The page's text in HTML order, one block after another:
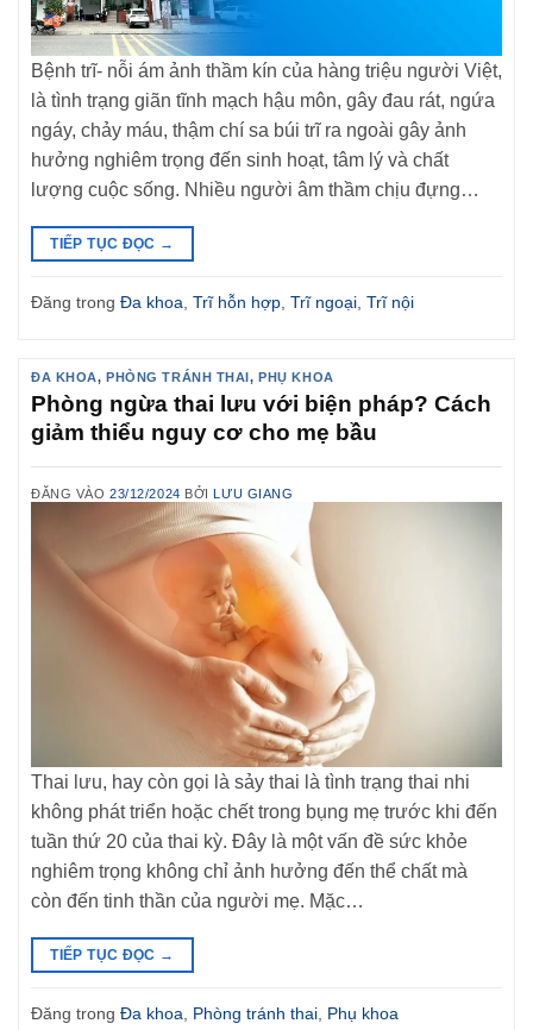
Bệnh trĩ- nỗi ám ảnh thầm kín của hàng triệu người Việt,
là tình trạng giãn tĩnh mạch hậu môn, gây đau rát, ngứa
ngáy, chảy máu, thậm chí sa búi trĩ ra ngoài gây ảnh
hưởng nghiêm trọng đến sinh hoạt, tâm lý và chất
lượng cuộc sống. Nhiều người âm thầm chịu đựng…
TIẾP TỤC ĐỌC →
Đăng trong Đa khoa Trĩ hỗn hợp Trĩ ngoại Trĩ nội
ĐA KHOA,PHÒNG TRÁNH THAI,PHỤ KHOA
Phòng ngừa thai lưu với biện pháp? Cách
giảm thiểu nguy cơ cho mẹ bầu
ĐĂNG VÀO23/12/2024 BỞI LƯU GIANG
Thai lưu, hay còn gọi là sảy thai là tình trạng thai nhi
không phát triển hoặc chết trong bụng mẹ trước khi đến
tuần thứ 20 của thai kỳ. Đây là một vấn đề sức khỏe
nghiêm trọng không chỉ ảnh hưởng đến thể chất mà
còn đến tinh thần của người mẹ. Mặc…
TIẾP TỤC ĐỌC →
Đăng trong Đa khoa Phòng tránh thai Phụ khoa